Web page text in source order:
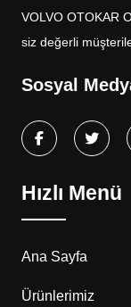
VOLVO OTOKAR
siz değerli
Sosyal
Hızlı Menü
Ana Sayfa
Ürünlerimiz